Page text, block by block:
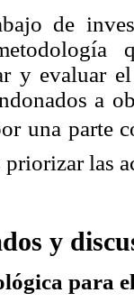
de
y evaluar
a
una parte
priorizar las
y
para